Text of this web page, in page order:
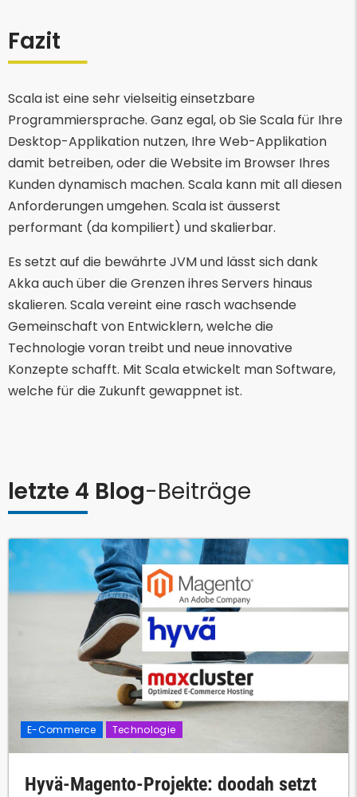
Fazit
Scala ist eine sehr vielseitig einsetzbare
Programmiersprache. Ganz egal, ob Sie Scala für Ihre
Desktop-Applikation nutzen, Ihre Web-Applikation
damit betreiben, oder die Website im Browser Ihres
Kunden dynamisch machen. Scala kann mit all diesen
Anforderungen umgehen. Scala ist äusserst
performant (da kompiliert) und skalierbar.
Es setzt auf die bewährte JVM und lässt sich dank
Akka auch über die Grenzen ihres Servers hinaus
skalieren. Scala vereint eine rasch wachsende
Gemeinschaft von Entwicklern, welche die
Technologie voran treibt und neue innovative
Konzepte schafft. Mit Scala etwickelt man Software,
welche für die Zukunft gewappnet ist.
letzte 4 Blog-Beiträge
E-Commerce Technologie
Hyvä-Magento-Projekte: doodah setzt